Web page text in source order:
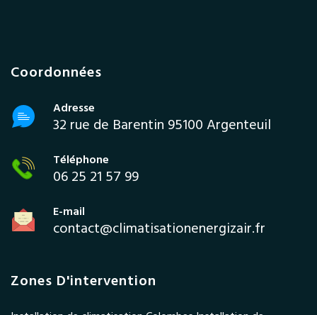
Coordonnées
Adresse
32 rue de Barentin 95100 Argenteuil
Téléphone
06 25 21 57 99
E-mail
contact@climatisationenergizair.fr
Zones D'intervention